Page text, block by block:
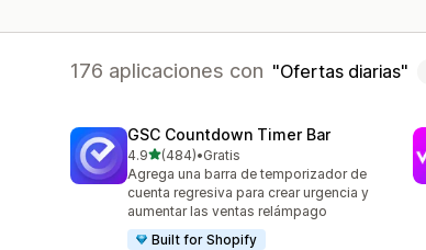
176 aplicaciones con Ofertas diarias
GSC Countdown Timer Bar
4.9de 5 estrellas
(484)
484 reseñas en total
•Gratis
Agrega una barra de temporizador de
cuenta regresiva para crear urgencia y
aumentar las ventas relámpago
Built for Shopify